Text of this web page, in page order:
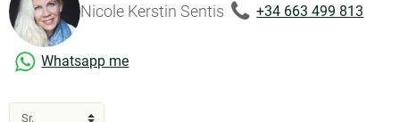
Nicole Kerstin Sentis +34 663 499 813
Whatsapp me